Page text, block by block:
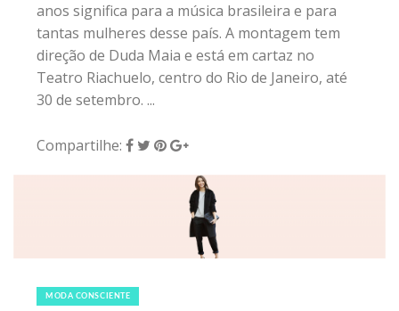
anos significa para a música brasileira e para
tantas mulheres desse país. A montagem tem
direção de Duda Maia e está em cartaz no
Teatro Riachuelo, centro do Rio de Janeiro, até
30 de setembro. ...
Compartilhe:
MODA CONSCIENTE